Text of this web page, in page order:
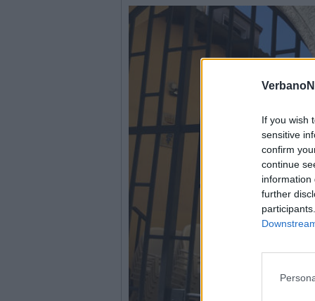
If you wish
sensitive
confirm
continue
information
further